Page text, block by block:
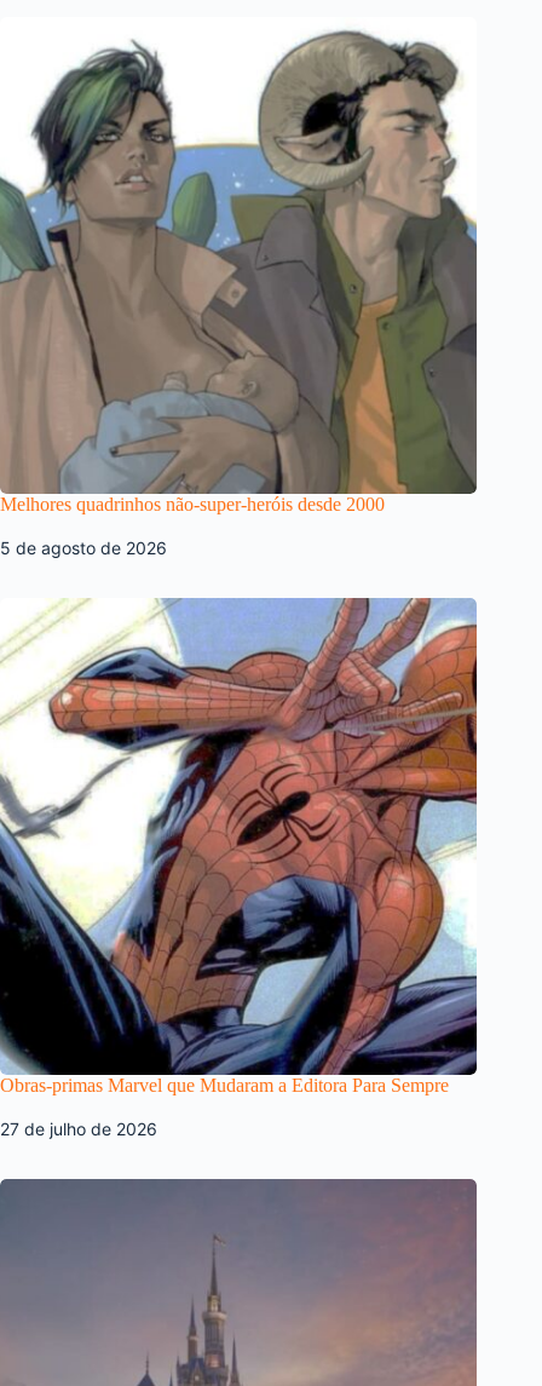
Melhores quadrinhos não-super-heróis desde 2000
5 de agosto de 2026
Obras-primas Marvel que Mudaram a Editora Para Sempre
27 de julho de 2026